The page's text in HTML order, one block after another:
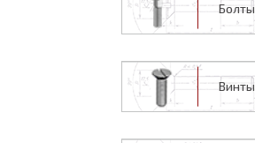
Болты
Винты